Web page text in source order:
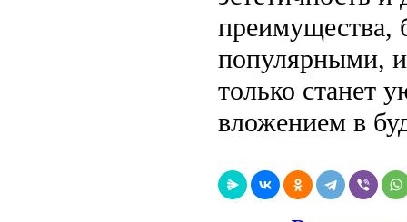
преимущества,
популярными,
только станет
вложением в